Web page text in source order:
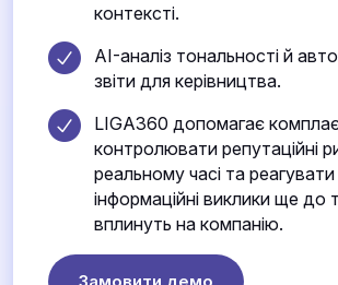
контексті.
AI-аналіз тональності й
звіти для керівництва.
LIGA360 допомагає
контролювати репутаційні
реальному часі та
інформаційні виклики ще до
вплинуть на компанію.